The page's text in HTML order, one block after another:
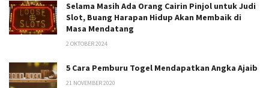
Selama Masih Ada Orang Cairin Pinjol untuk Judi
Slot, Buang Harapan Hidup Akan Membaik di
Masa Mendatang
2 OKTOBER 2024
5 Cara Pemburu Togel Mendapatkan Angka Ajaib
21 NOVEMBER 2020